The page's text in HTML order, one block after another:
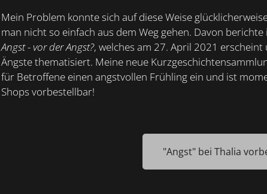
Mein Problem konnte sich auf diese Weise
man nicht so einfach aus dem Weg gehen. Davon
Angst - vor der Angst?, welches am 27. April 2021
Ängste thematisiert. Meine neue
für Betroffene einen angstvollen Frühling ein und ist
Shops vorbestellbar!
"Angst" bei Thalia